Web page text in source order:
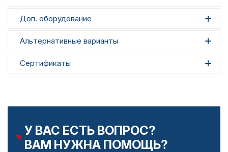
Доп. оборудование
Альтернативные варианты
Сертификаты
У ВАС ЕСТЬ ВОПРОС?
ВАМ НУЖНА ПОМОЩЬ?